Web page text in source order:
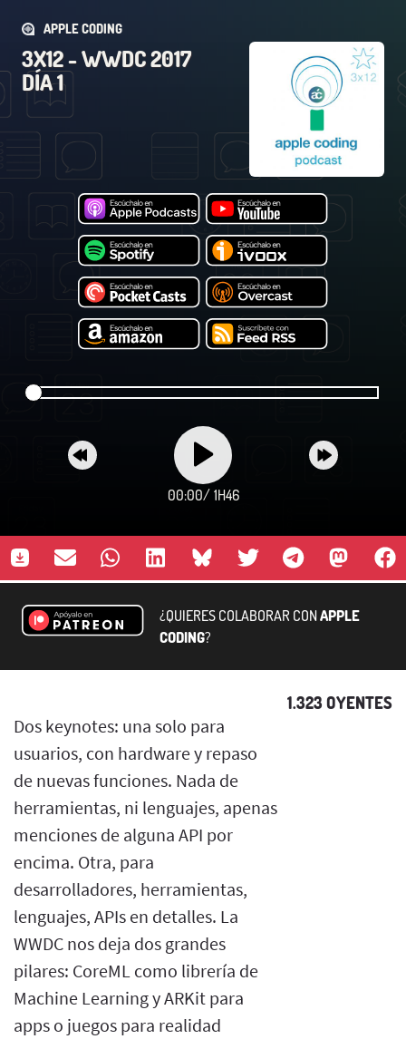
APPLE CODING
3X12 - WWDC 2017
DÍA 1
00:00/ 1H46
¿QUIERES COLABORAR CONAPPLE
CODING?
1.323 OYENTES
Dos keynotes: una solo para
usuarios, con hardware y repaso
de nuevas funciones. Nada de
herramientas, ni lenguajes, apenas
menciones de alguna API por
encima. Otra, para
desarrolladores, herramientas,
lenguajes, APIs en detalles. La
WWDC nos deja dos grandes
pilares: CoreML como librería de
Machine Learning y ARKit para
apps o juegos para realidad